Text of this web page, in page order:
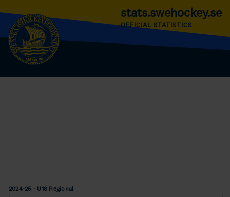
stats.swehockey.se
OFFICIAL STATISTICS
2024-25 - U18 Regional